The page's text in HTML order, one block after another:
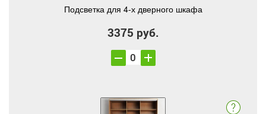
Подсветка для 4-х дверного шкафа
3375 руб.